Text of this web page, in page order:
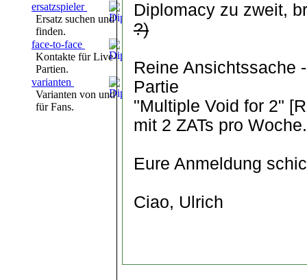
ersatzspieler
Ersatz suchen und
finden.
face-to-face
Kontakte für Live-
Partien.
varianten
Varianten von und
für Fans.
Diplomacy zu zweit,
?)
Reine Ansichtssache
Partie
"Multiple Void for 2"
mit 2 ZATs pro Woche.
Eure Anmeldung
Ciao, Ulrich